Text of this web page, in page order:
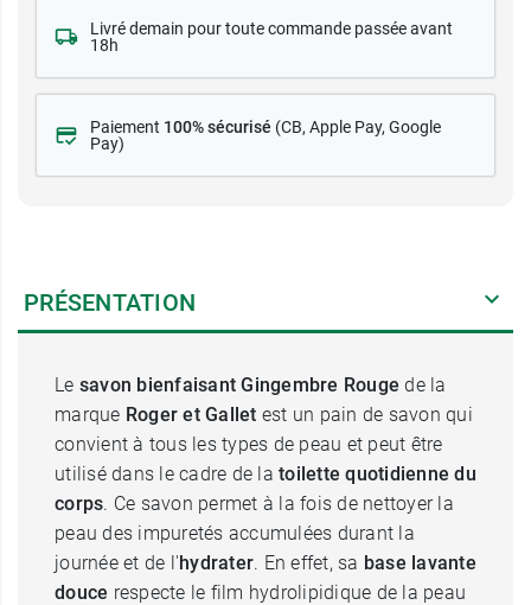
Livré demain pour toute commande passée avant
18h
Paiement 100% sécurisé (CB, Apple Pay, Google
Pay)
PRÉSENTATION
Le savon bienfaisant Gingembre Rouge de la
marque Roger et Gallet est un pain de savon qui
convient à tous les types de peau et peut être
utilisé dans le cadre de la toilette quotidienne du
corps. Ce savon permet à la fois de nettoyer la
peau des impuretés accumulées durant la
journée et de l'hydrater. En effet, sa base lavante
douce respecte le film hydrolipidique de la peau